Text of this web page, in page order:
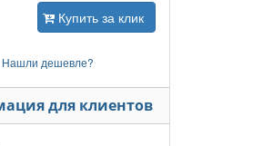
Купить за клик
Нашли дешевле?
для клиентов